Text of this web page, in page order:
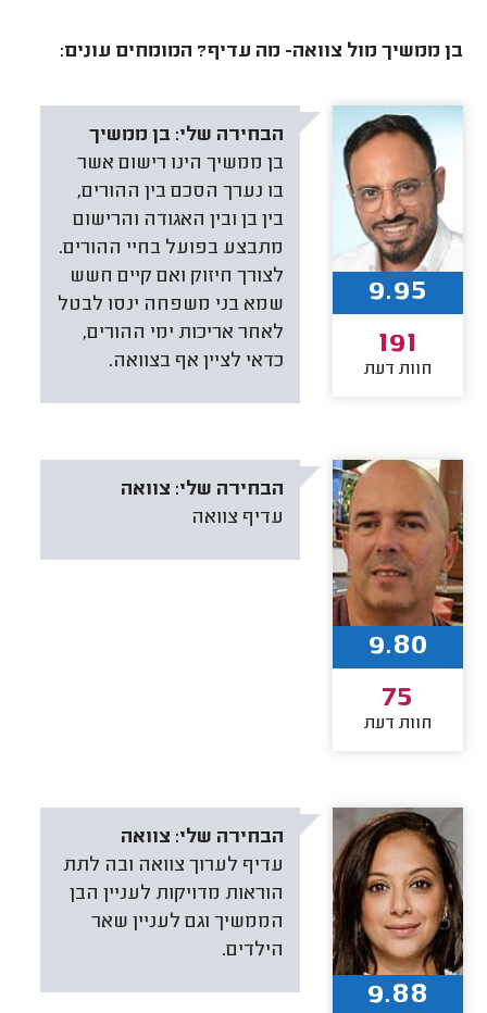
בן ממשיך מול צוואה- מה עדיף? המומחים עונים:
הבחירה שלי: בן ממשיך
בן ממשיך הינו רישום אשר
בו נערך הסכם בין ההורים,
בין בן ובין האגודה והרישום
מתבצע בפועל בחיי ההורים.
לצורך חיזוק ואם קיים חשש
שמא בני משפחה ינסו לבטל
לאחר אריכות ימי ההורים,
כדאי לציין אף בצוואה.
9.95
191
חוות דעת
הבחירה שלי: צוואה
עדיף צוואה
9.80
75
חוות דעת
הבחירה שלי: צוואה
עדיף לערוך צוואה ובה לתת
הוראות מדויקות לעניין הבן
הממשיך וגם לעניין שאר
הילדים.
9.88